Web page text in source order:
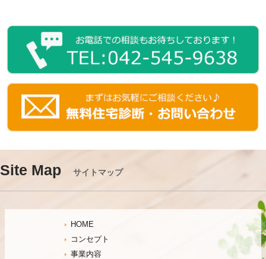
Site Map サイトマップ
HOME
コンセプト
事業内容